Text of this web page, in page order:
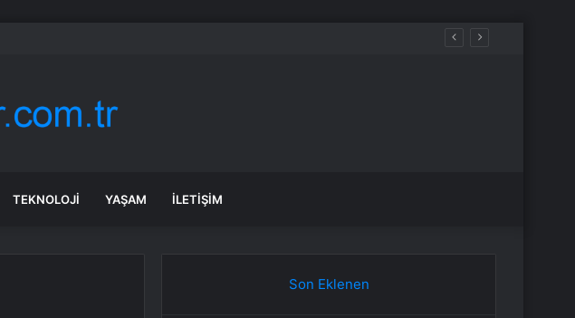
TEKNOLOJI YAŞAM İLETIŞIM
Son Eklenen